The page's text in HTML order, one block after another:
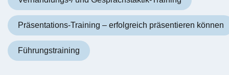
Präsentations-Training – erfolgreich präsentieren können
Führungstraining